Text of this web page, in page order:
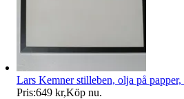
Lars Kemner stilleben, olja på
Pris:649 kr,Köp nu.